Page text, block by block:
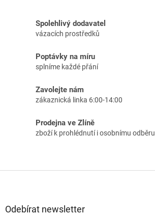
Spolehlivý dodavatel
vázacích prostředků
Poptávky na míru
splníme každé přání
Zavolejte nám
zákaznická linka 6:00-14:00
Prodejna ve Zlíně
zboží k prohlédnutí i osobnímu odběru
Odebírat newsletter